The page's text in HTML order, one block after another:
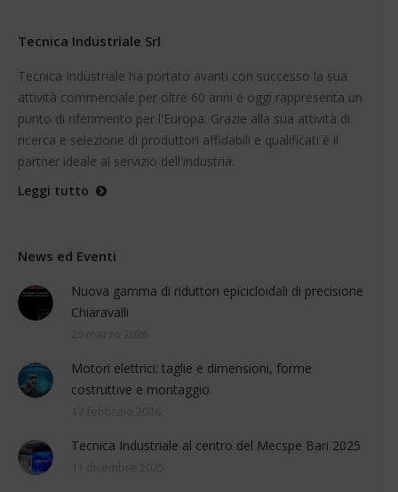
Tecnica Industriale Srl
Tecnica Industriale ha portato avanti con successo la sua
attività commerciale per oltre 60 anni e oggi rappresenta un
punto di riferimento per l'Europa. Grazie alla sua attività di
ricerca e selezione di produttori affidabili e qualificati è il
partner ideale al servizio dell'industria.
Leggi tutto
News ed Eventi
Nuova gamma di riduttori epicicloidali di precisione
Chiaravalli
Motori elettrici: taglie e dimensioni, forme
costruttive e montaggio
Tecnica Industriale al centro del Mecspe Bari 2025